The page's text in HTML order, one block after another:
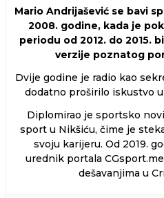
Mario Andrijašević se bavi
2008. godine, kada je
periodu od 2012. do 2015.
verzije poznatog
Dvije godine je radio kao
dodatno proširilo iskustvo
Diplomirao je sportsko
sport u Nikšiću, čime je
svoju karijeru. Od 2019.
urednik portala
dešavanjima u